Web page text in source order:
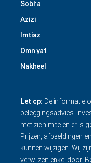
Sobha
Azizi
Imtiaz
Omniyat
Nakheel
Let op: De informatie
beleggingsadvies.
met zich mee en er is
Prijzen, afbeeldingen
kunnen wijzigen. Wij
verwijzen enkel door.